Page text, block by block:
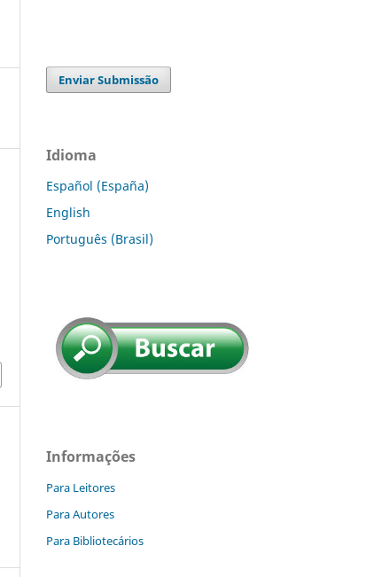
Enviar Submissão
Idioma
Español (España)
English
Português (Brasil)
Informações
Para Leitores
Para Autores
Para Bibliotecários